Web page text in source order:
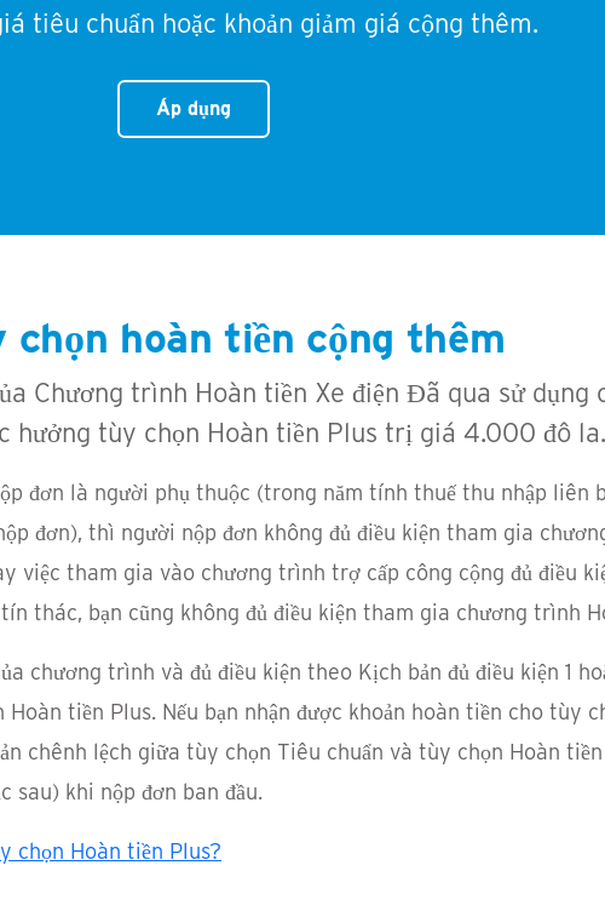
tiêu chuẩn hoặc khoản giảm giá cộng thêm.
Áp dụng
chọn hoàn tiền cộng thêm
Chương trình Hoàn tiền Xe điện Đã qua sử dụng
hưởng tùy chọn Hoàn tiền Plus trị giá 4.000 đô la.
đơn là người phụ thuộc (trong năm tính thuế thu nhập liên
đơn), thì người nộp đơn không đủ điều kiện tham gia
việc tham gia vào chương trình trợ cấp công cộng đủ điều
thác, bạn cũng không đủ điều kiện tham gia chương trình
chương trình và đủ điều kiện theo Kịch bản đủ điều kiện 1
tiền Plus. Nếu bạn nhận được khoản hoàn tiền cho tùy
chênh lệch giữa tùy chọn Tiêu chuẩn và tùy chọn Hoàn tiền
sau) khi nộp đơn ban đầu.
chọn Hoàn tiền Plus?